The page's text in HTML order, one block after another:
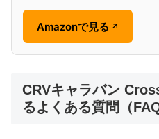
Amazonで見る ↗
CRVキャラバン
るよくある質問（FAQ